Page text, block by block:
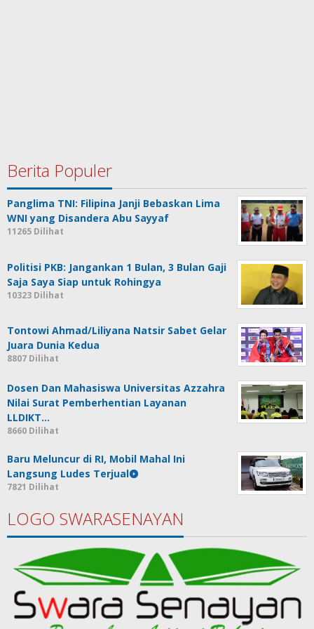
Berita Populer
Panglima TNI: Filipina Janji Bebaskan Lima
WNI yang Disandera Abu Sayyaf
11265 Dilihat
Politisi PKB: Jangankan 1 Bulan, 3 Bulan Gaji
Saja Saya Siap untuk Rohingya
10323 Dilihat
Tontowi Ahmad/Liliyana Natsir Sabet Gelar
Juara Dunia Kedua
8807 Dilihat
Dosen Dan Mahasiswa Universitas Azzahra
Nilai Surat Pemberhentian Layanan
LLDIKT…
8660 Dilihat
Baru Meluncur di RI, Mobil Mahal Ini
Langsung Ludes Terjual
7821 Dilihat
LOGO SWARASENAYAN